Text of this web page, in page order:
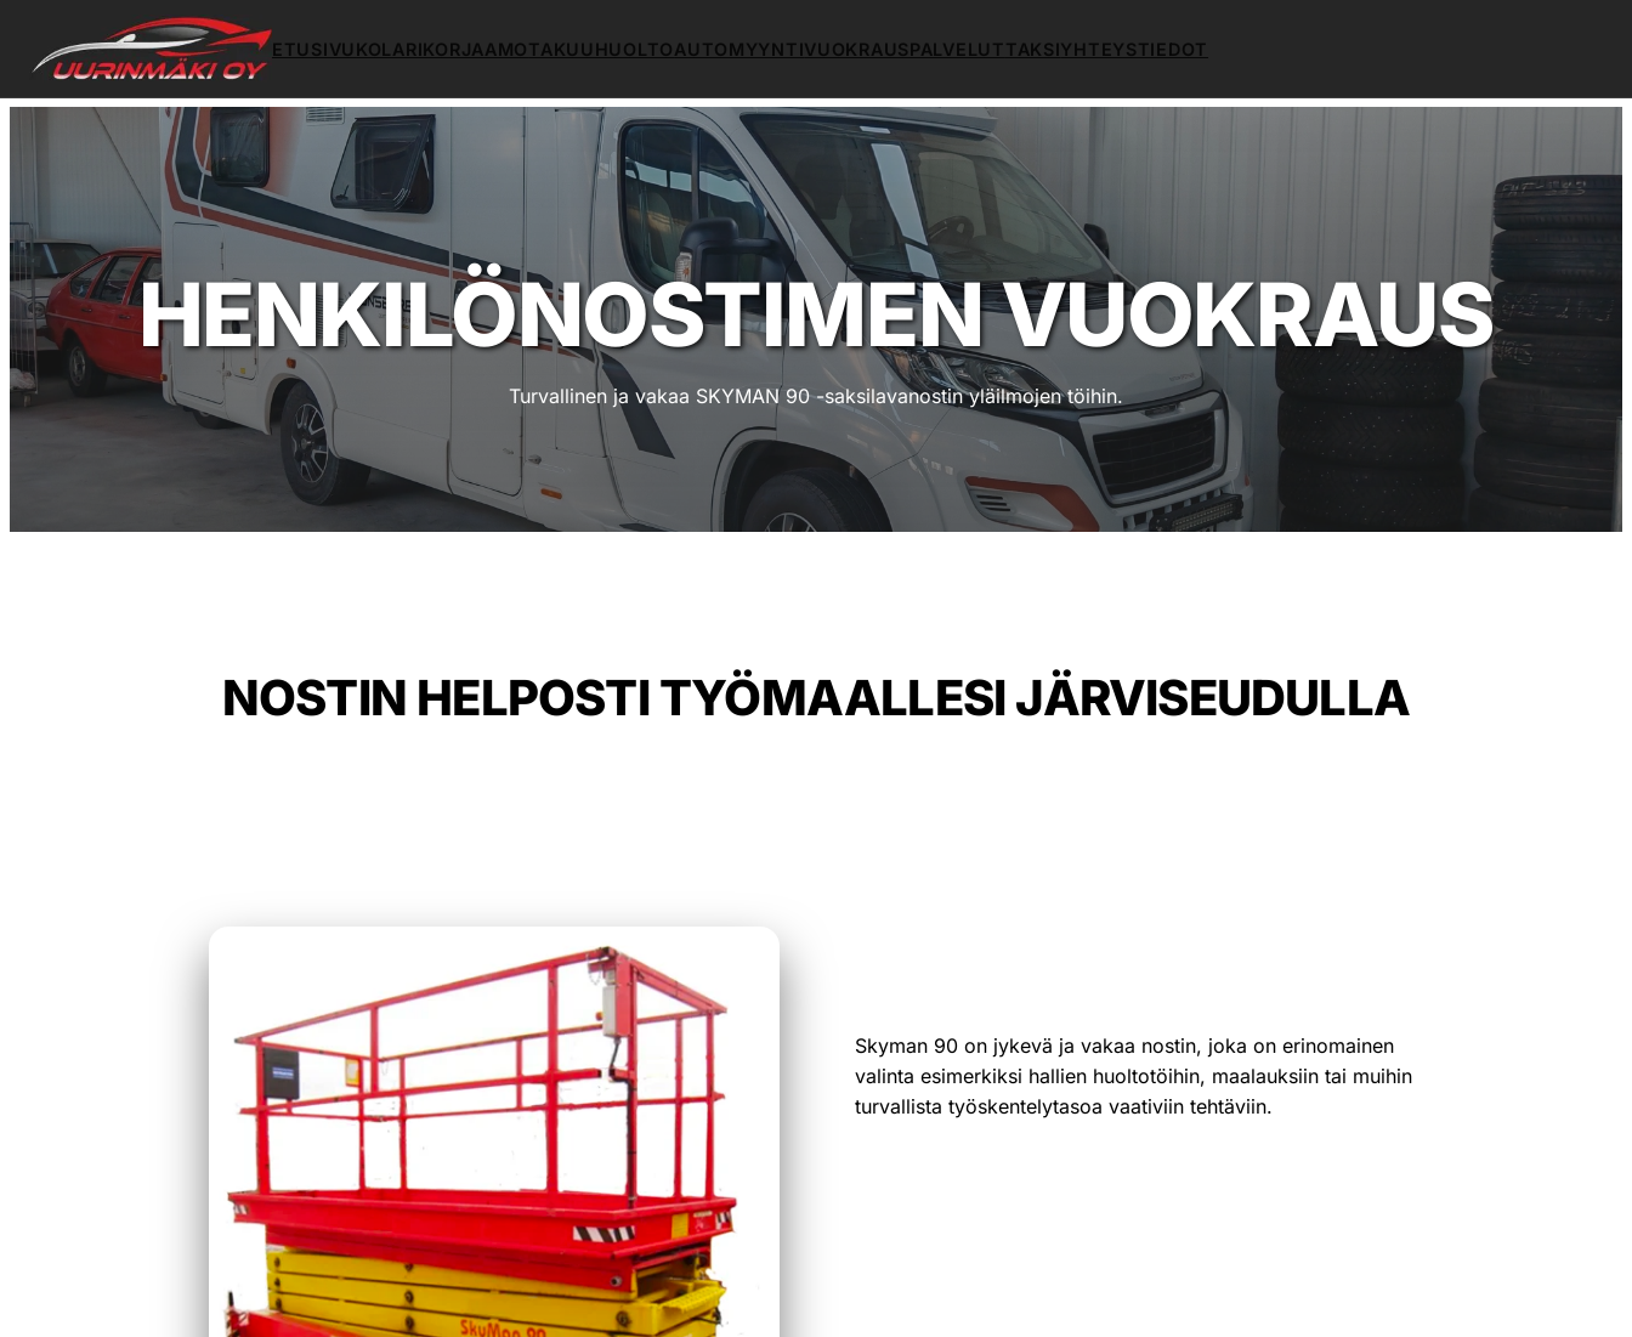
ETUSIVU KOLARIKORJAAMOTAKUUHUOLTOAUTOMYYNTIVUOKRAUSPALVELUTTAKSIYHTEYSTIEDOT
HENKILÖNOSTIMEN VUOKRAUS
Turvallinen ja vakaa SKYMAN 90 -saksilavanostin yläilmojen töihin.
NOSTIN HELPOSTI TYÖMAALLESI JÄRVISEUDULLA
Skyman 90 on jykevä ja vakaa nostin, joka on erinomainen
valinta esimerkiksi hallien huoltotöihin, maalauksiin tai muihin
turvallista työskentelytasoa vaativiin tehtäviin.